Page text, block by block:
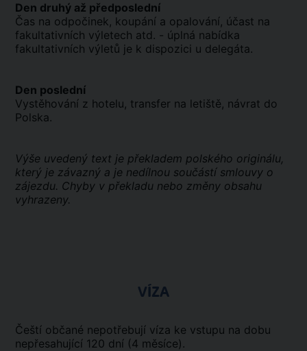
Den druhý až předposlední
Čas na odpočinek, koupání a opalování, účast na
fakultativních výletech atd. - úplná nabídka
fakultativních výletů je k dispozici u delegáta.
Den poslední
Vystěhování z hotelu, transfer na letiště, návrat do
Polska.
Výše uvedený text je překladem polského originálu,
který je závazný a je nedílnou součástí smlouvy o
zájezdu. Chyby v překladu nebo změny obsahu
vyhrazeny.
VÍZA
Čeští občané nepotřebují víza ke vstupu na dobu
nepřesahující 120 dní (4 měsíce).